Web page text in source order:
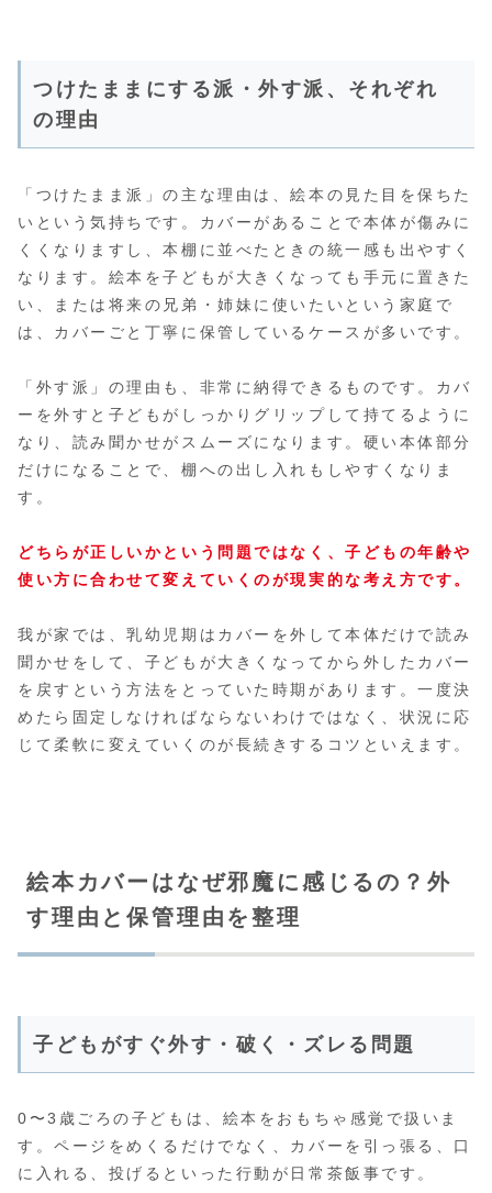
つけたままにする派・外す派、それぞれ
の理由
「つけたまま派」の主な理由は、絵本の見た目を保ちた
いという気持ちです。カバーがあることで本体が傷みに
くくなりますし、本棚に並べたときの統一感も出やすく
なります。絵本を子どもが大きくなっても手元に置きた
い、または将来の兄弟・姉妹に使いたいという家庭で
は、カバーごと丁寧に保管しているケースが多いです。
「外す派」の理由も、非常に納得できるものです。カバ
ーを外すと子どもがしっかりグリップして持てるように
なり、読み聞かせがスムーズになります。硬い本体部分
だけになることで、棚への出し入れもしやすくなりま
す。
どちらが正しいかという問題ではなく、子どもの年齢や
使い方に合わせて変えていくのが現実的な考え方です。
我が家では、乳幼児期はカバーを外して本体だけで読み
聞かせをして、子どもが大きくなってから外したカバー
を戻すという方法をとっていた時期があります。一度決
めたら固定しなければならないわけではなく、状況に応
じて柔軟に変えていくのが長続きするコツといえます。
絵本カバーはなぜ邪魔に感じるの？外
す理由と保管理由を整理
子どもがすぐ外す・破く・ズレる問題
0〜3歳ごろの子どもは、絵本をおもちゃ感覚で扱いま
す。ページをめくるだけでなく、カバーを引っ張る、口
に入れる、投げるといった行動が日常茶飯事です。